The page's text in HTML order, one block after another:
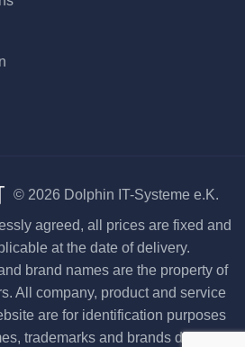
© 2026 Dolphin IT-Systeme e.K.
agreed, all prices are fixed and
at the date of delivery.
brand names are the property of
All company, product and service
are for identification purposes
trademarks and brands does not